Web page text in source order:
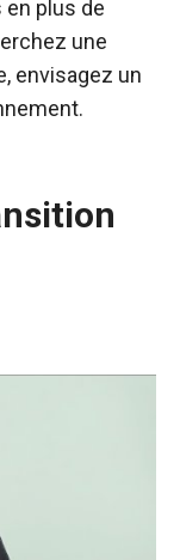
plus de
une
envisagez un